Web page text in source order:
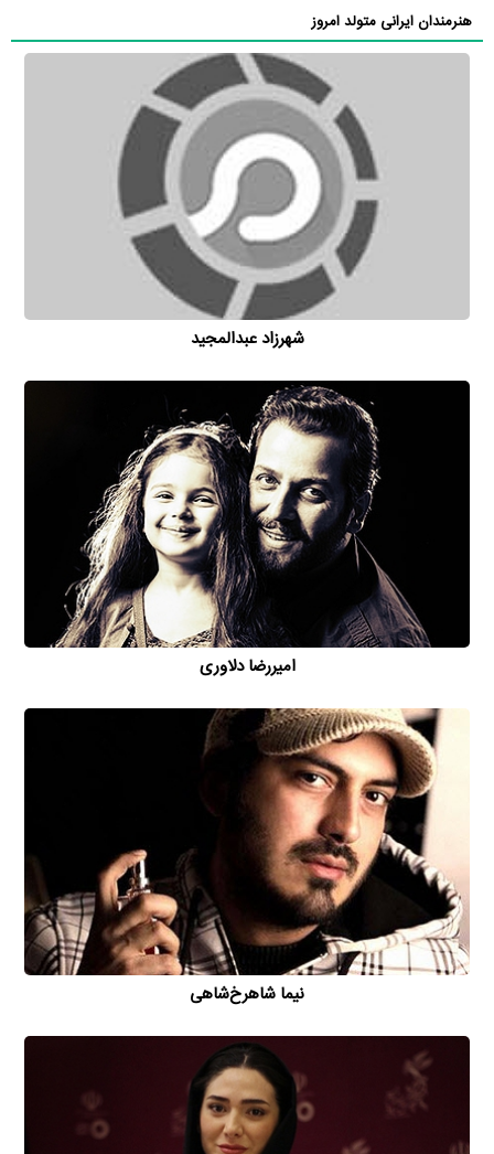
هنرمندان ایرانی متولد امروز
شهرزاد عبدالمجید
امیررضا دلاوری
نیما شاهرخ‌شاهی